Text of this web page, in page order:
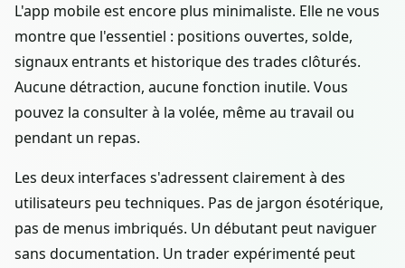
L'app mobile est encore plus minimaliste. Elle ne vous
montre que l'essentiel : positions ouvertes, solde,
signaux entrants et historique des trades clôturés.
Aucune détraction, aucune fonction inutile. Vous
pouvez la consulter à la volée, même au travail ou
pendant un repas.
Les deux interfaces s'adressent clairement à des
utilisateurs peu techniques. Pas de jargon ésotérique,
pas de menus imbriqués. Un débutant peut naviguer
sans documentation. Un trader expérimenté peut